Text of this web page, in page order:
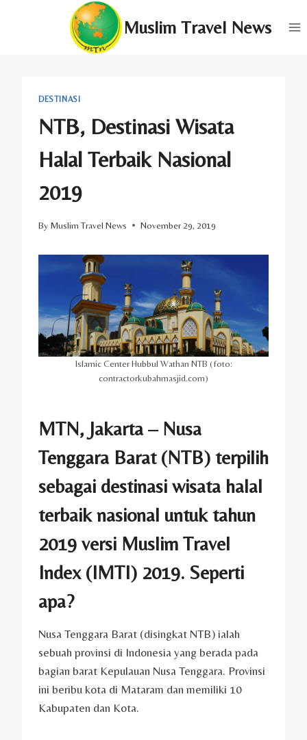
Muslim Travel News
DESTINASI
NTB, Destinasi Wisata
Halal Terbaik Nasional
2019
By Muslim Travel News November 29, 2019
Islamic Center Hubbul Wathan NTB (foto:
contractorkubahmasjid.com)
MTN, Jakarta – Nusa
Tenggara Barat (NTB) terpilih
sebagai destinasi wisata halal
terbaik nasional untuk tahun
2019 versi Muslim Travel
Index (IMTI) 2019. Seperti
apa?
Nusa Tenggara Barat (disingkat NTB) ialah
sebuah provinsi di Indonesia yang berada pada
bagian barat Kepulauan Nusa Tenggara. Provinsi
ini beribu kota di Mataram dan memiliki 10
Kabupaten dan Kota.